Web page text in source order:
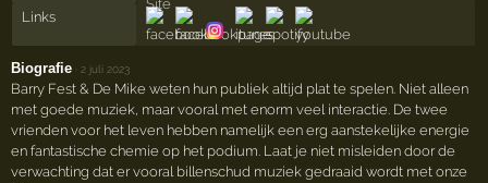
Links
Biografie ·2 juli 2023
Barry Fest & De Mike weten hun publiek altijd plat te spelen. Niet alleen
met goede muziek, maar vooral met enorm veel interactie. De twee
vrienden voor het leven hebben namelijk een erg aanstekelijke energie
en fantastische chemie op het podium. Laat je niet misleiden door de
verwachting dat er vooral billenschud muziek gedraaid wordt met onze